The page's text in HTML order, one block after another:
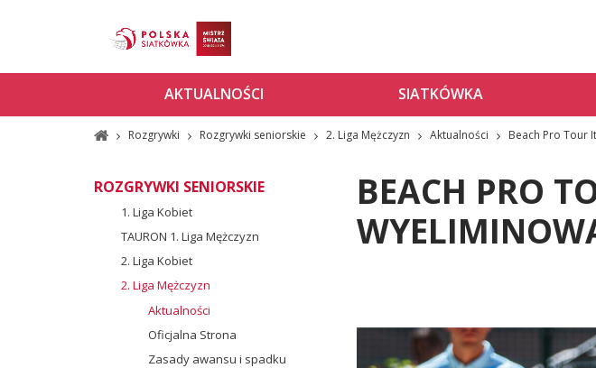
AKTUALNOŚCI SIATKÓWKA
Rozgrywki Rozgrywki seniorskie 2. Liga Mężczyzn Aktualności Beach Pro Tour
ROZGRYWKI SENIORSKIE
1. Liga Kobiet
TAURON 1. Liga Mężczyzn
2. Liga Kobiet
2. Liga Mężczyzn
Aktualności
Oficjalna Strona
Zasady awansu i spadku
BEACH PRO